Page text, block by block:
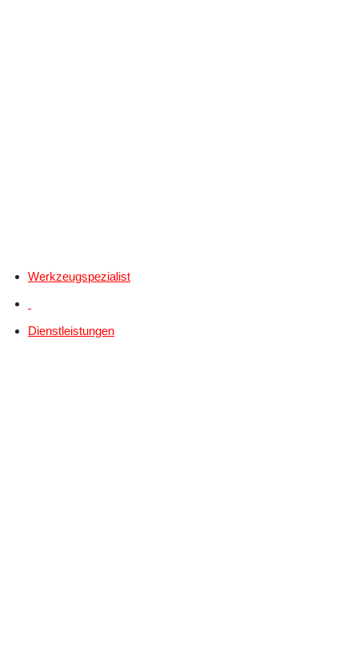
Werkzeugspezialist
Dienstleistungen